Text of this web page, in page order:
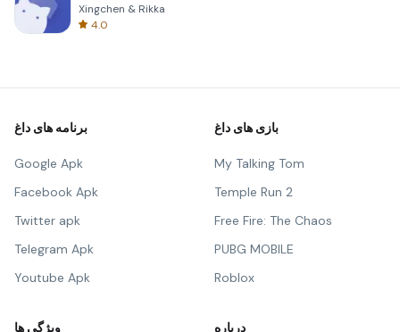
Xingchen & Rikka
4.0
برنامه های داغ
Google Apk
Facebook Apk
Twitter apk
Telegram Apk
Youtube Apk
بازی های داغ
My Talking Tom
Temple Run 2
Free Fire: The Chaos
PUBG MOBILE
Roblox
ویژگی ها درباره